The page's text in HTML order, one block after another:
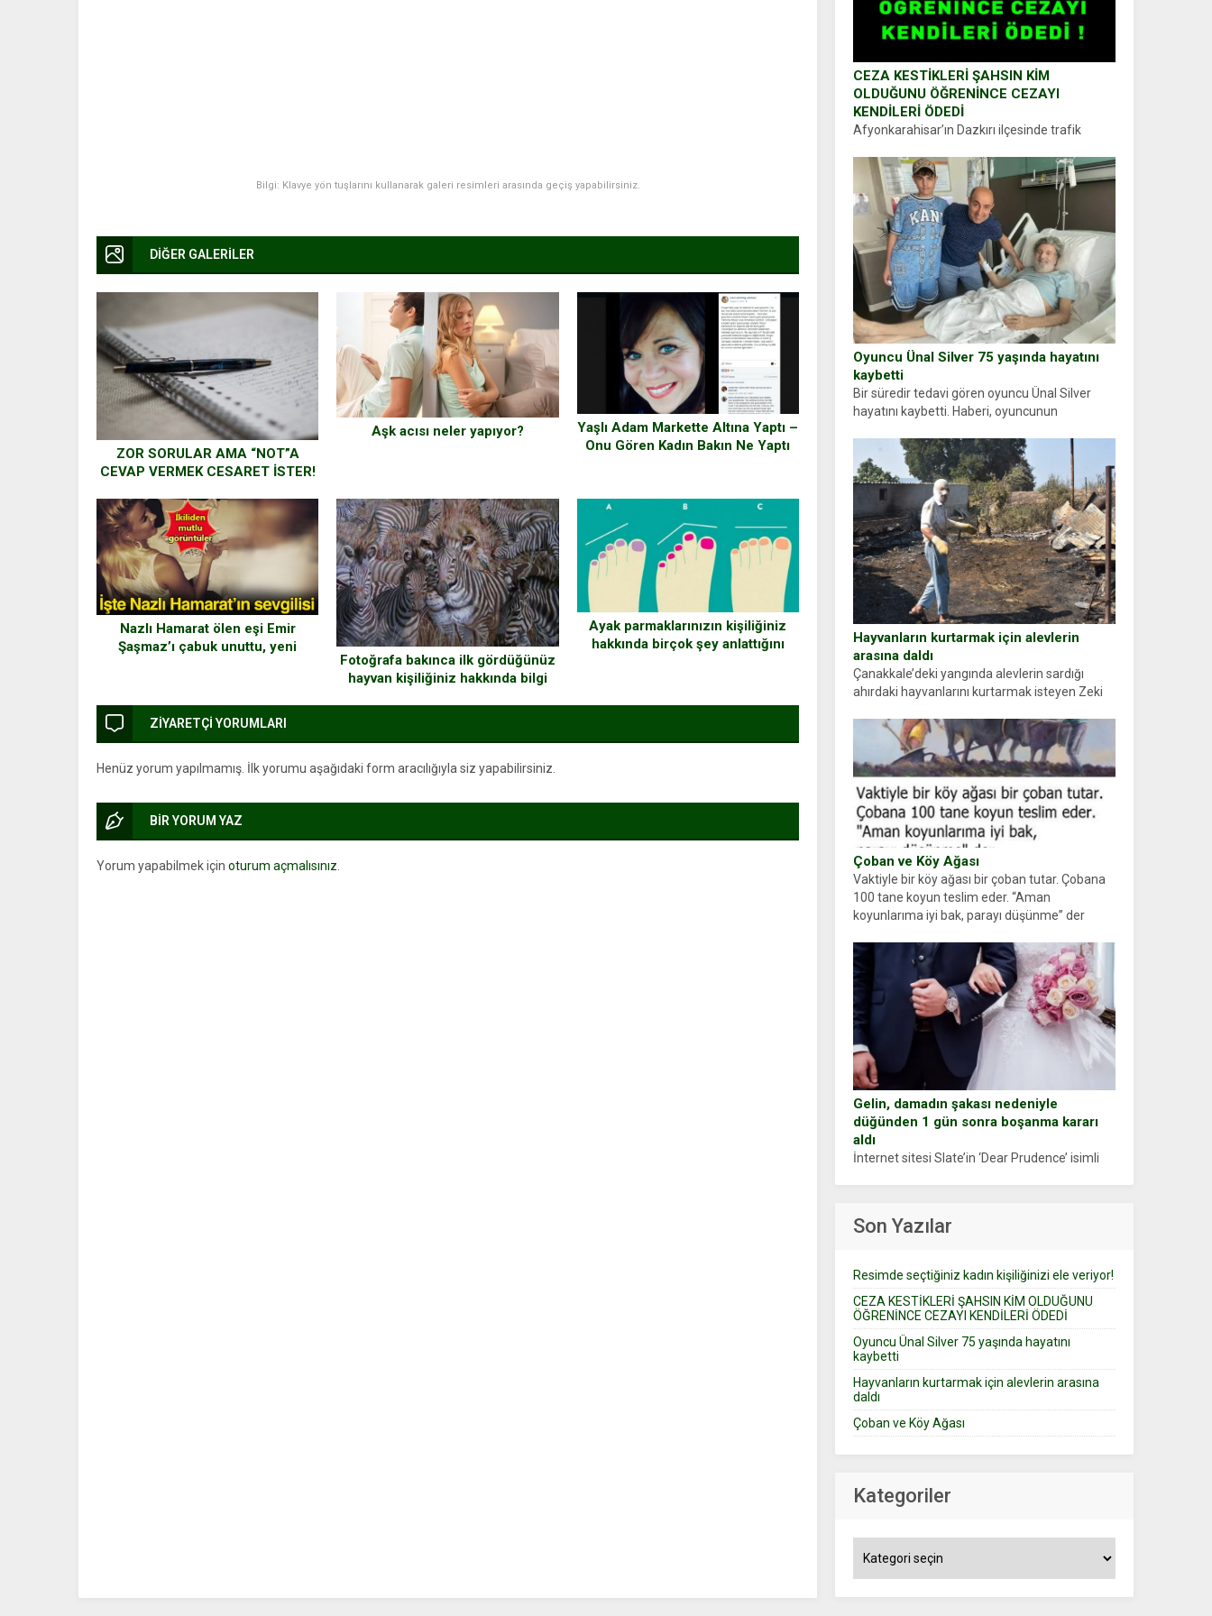
CEZA KESTİKLERİ ŞAHSIN KİM
OLDUĞUNU ÖĞRENİNCE CEZAYI
KENDİLERİ ÖDEDİ
Afyonkarahisar’ın Dazkırı ilçesinde trafik
durdurdukları bir otomobilin sürücüsünden
ehliyet ve ruhsat sorup belgelerini istedi.
Sürücü Abdurrahman Ö.nün verdiği evraklarda
eksik olduğunu...
Oyuncu Ünal Silver 75 yaşında hayatını
kaybetti
Bir süredir tedavi gören oyuncu Ünal Silver
hayatını kaybetti. Haberi, oyuncunun
sosyal medya hesabında “Usta Oyuncumuz ve
çok değerli dostumuz...
Hayvanların kurtarmak için alevlerin
arasına daldı
Çanakkale’deki yangında alevlerin sardığı
ahırdaki hayvanlarını kurtarmak isteyen Zeki
ellerinde yanıklar oluşan Demir, kâbus dolu
anları anlattı… Merkeze bağlı...
Çoban ve Köy Ağası
Vaktiyle bir köy ağası bir çoban tutar. Çobana
100 tane koyun teslim eder. “Aman
koyunlarıma iyi bak, parayı düşünme” der
Gelin, damadın şakası nedeniyle
düğünden 1 gün sonra boşanma kararı
aldı
İnternet sitesi Slate’in ‘Dear Prudence’ isimli
Son Yazılar
Resimde seçtiğiniz kadın kişiliğinizi ele veriyor!
CEZA KESTİKLERİ ŞAHSIN KİM OLDUĞUNU
ÖĞRENİNCE CEZAYI KENDİLERİ ÖDEDİ
Oyuncu Ünal Silver 75 yaşında hayatını
kaybetti
Hayvanların kurtarmak için alevlerin arasına
daldı
Çoban ve Köy Ağası
Kategoriler
Bilgi: Klavye yön tuşlarını kullanarak galeri resimleri arasında geçiş yapabilirsiniz.
DİĞER GALERİLER
ZOR SORULAR AMA “NOT”A
CEVAP VERMEK CESARET İSTER!
Aşk acısı neler yapıyor?
Yaşlı Adam Markette Altına Yaptı –
Onu Gören Kadın Bakın Ne Yaptı
Nazlı Hamarat ölen eşi Emir
Şaşmaz’ı çabuk unuttu, yeni
Fotoğrafa bakınca ilk gördüğünüz
hayvan kişiliğiniz hakkında bilgi
Ayak parmaklarınızın kişiliğiniz
hakkında birçok şey anlattığını
ZİYARETÇİ YORUMLARI
Henüz yorum yapılmamış. İlk yorumu aşağıdaki form aracılığıyla siz yapabilirsiniz.
BİR YORUM YAZ
Yorum yapabilmek için oturum açmalısınız